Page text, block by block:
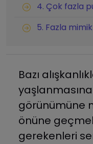
4. Çok fazla
5. Fazla
Bazı
yaşlanmasına
görünümüne
önüne
gerekenleri